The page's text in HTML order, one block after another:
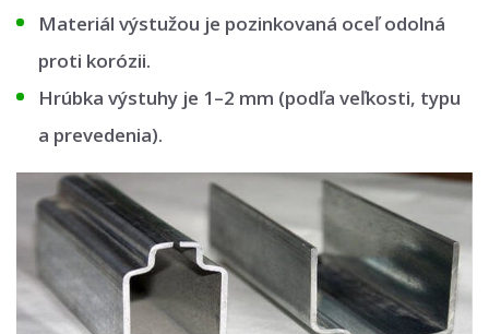
Materiál výstužou je pozinkovaná oceľ odolná
proti korózii.
Hrúbka výstuhy je 1–2 mm (podľa veľkosti, typu
a prevedenia).